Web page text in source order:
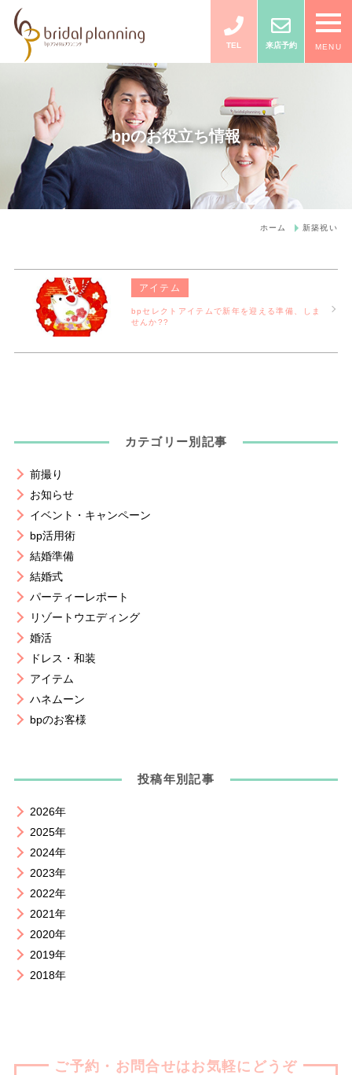
TEL 来店予約 MENU
bpのお役立ち情報
ホーム 新築祝い
アイテム
bpセレクトアイテムで新年を迎える準備、しま
せんか??
カテゴリー別記事
前撮り
お知らせ
イベント・キャンペーン
bp活用術
結婚準備
結婚式
パーティーレポート
リゾートウエディング
婚活
ドレス・和装
アイテム
ハネムーン
bpのお客様
投稿年別記事
2026年
2025年
2024年
2023年
2022年
2021年
2020年
2019年
2018年
ご予約・お問合せはお気軽にどうぞ